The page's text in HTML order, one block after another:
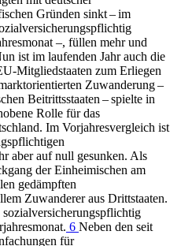
Gründen sinkt – im
–, füllen mehr und
ist im laufenden Jahr auch die
-Mitgliedstaaten zum Erliegen
Zuwanderung –
Beitrittsstaaten – spielte in
Rolle für das
Im Vorjahresvergleich ist
aber auf null gesunken. Als
der Einheimischen am
gedämpften
Zuwanderer aus Drittstaaten.
6 Neben den seit
für